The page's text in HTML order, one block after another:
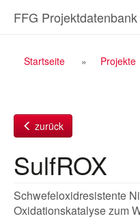
InhaltFFG Projektdatenbank
Breadcrumb
Startseite Projekte
zurück
SulfROX
Schwefeloxidresistente
Oxidationskatalyse zum